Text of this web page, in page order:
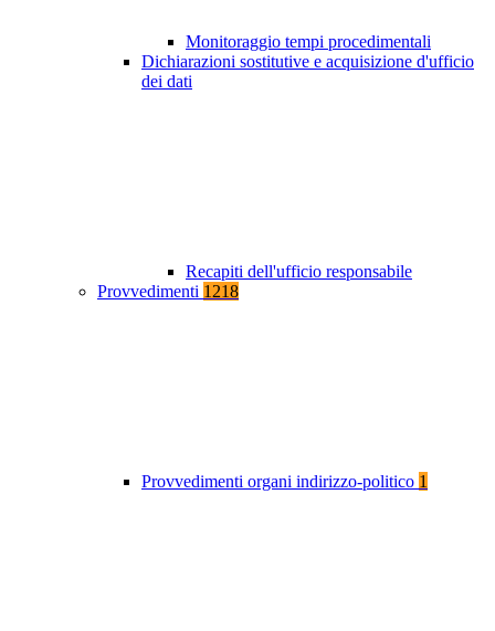
Monitoraggio tempi procedimentali
Dichiarazioni sostitutive e acquisizione d'ufficio
dei dati
Recapiti dell'ufficio responsabile
Provvedimenti 1218
Provvedimenti organi indirizzo-politico 1